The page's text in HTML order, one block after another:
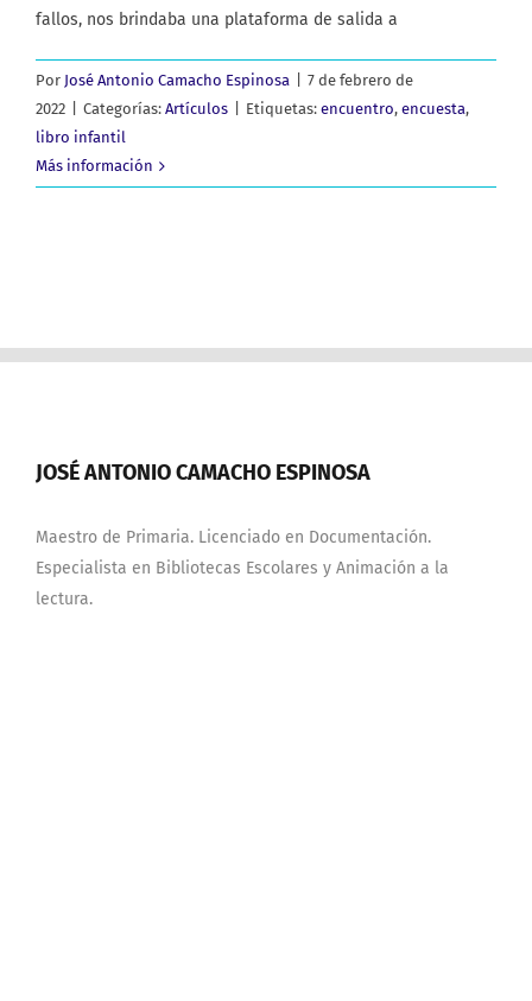
fallos, nos brindaba una plataforma de salida a
Por José Antonio Camacho Espinosa
7 de febrero de
2022
Categorías: Artículos Etiquetas: encuentro, encuesta,
libro infantil
Más información
JOSÉ ANTONIO CAMACHO ESPINOSA
Maestro de Primaria. Licenciado en Documentación.
Especialista en Bibliotecas Escolares y Animación a la
lectura.